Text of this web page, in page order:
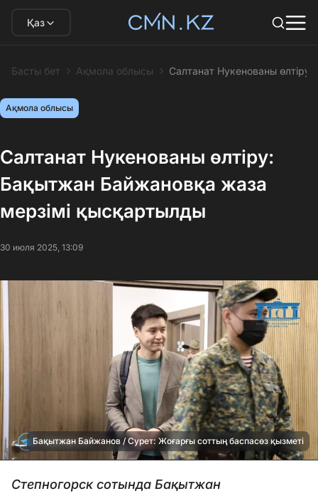
Қаз
Басты бет Ақмола облысы Салтанат Нукенованы
Ақмола облысы
Салтанат Нукенованы өлтіру:
Бақытжан Байжановқа жаза
мерзімі қысқартылды
30 июля 2025, 13:09
Бақытжан Байжанов / Сурет: Жоғарғы соттың баспасөз қызметі
Степногорск сотында Бақытжан